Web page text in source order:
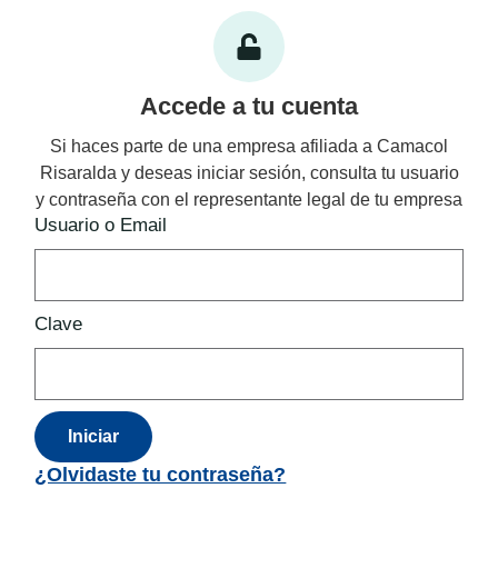
Accede a tu cuenta
Si haces parte de una empresa afiliada a Camacol
Risaralda y deseas iniciar sesión, consulta tu usuario
y contraseña con el representante legal de tu empresa
Usuario o Email
Clave
Iniciar
¿Olvidaste tu contraseña?